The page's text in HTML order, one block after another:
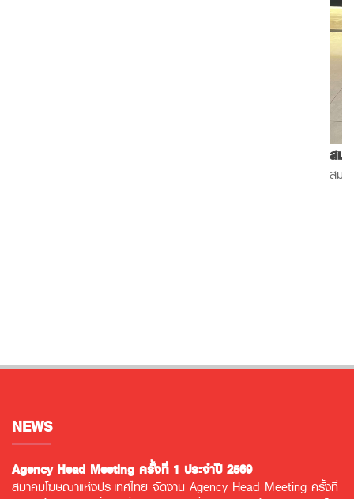
NEWS
Agency Head Meeting ครั้งที่ 1 ประจำปี 2569
สมาคมโฆษณาแห่งประเทศไทย จัดงาน Agency Head Meeting ครั้งที่